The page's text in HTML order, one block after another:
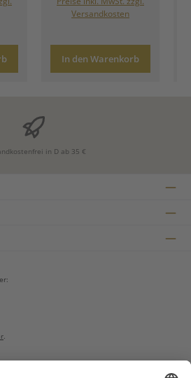
Versandkosten
In den Warenkorb
in D ab 35 €
.